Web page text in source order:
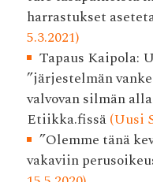
harrastukset
5.3.2021)
Tapaus Kaipola:
”järjestelmän
valvovan silmän
Etiikka.fissä(Uusi
”Olemme tänä
vakaviin